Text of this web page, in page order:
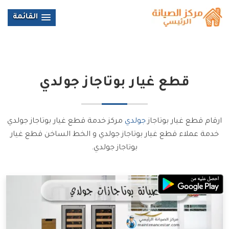
القائمة
قطع غيار بوتاجاز جولدي
ارقام قطع غيار بوتاجازجولدي مركز خدمة قطع غيار بوتاجاز جولدي
خدمة عملاء قطع غيار بوتاجاز جولدي و الخط الساخن قطع غيار
بوتاجاز جولدي.